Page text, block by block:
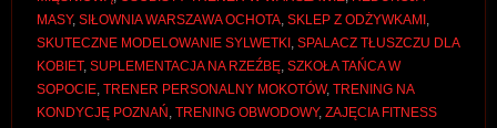
MASY, SIŁOWNIA WARSZAWA OCHOTA SKLEP Z ODŻYWKAMI
SKUTECZNE MODELOWANIE SYLWETKI SPALACZ TŁUSZCZU DLA
KOBIET, SUPLEMENTACJA NA RZEŹBĘ SZKOŁA TAŃCA W
SOPOCIE TRENER PERSONALNY MOKOTÓW, TRENING NA
KONDYCJĘ POZNAŃ TRENING OBWODOWY, ZAJĘCIA FITNESS